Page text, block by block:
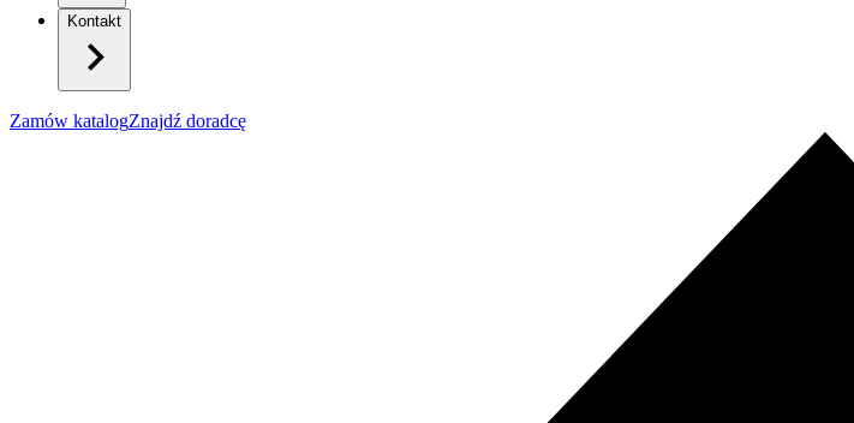
Kontakt
Zamów katalogZnajdź doradcę